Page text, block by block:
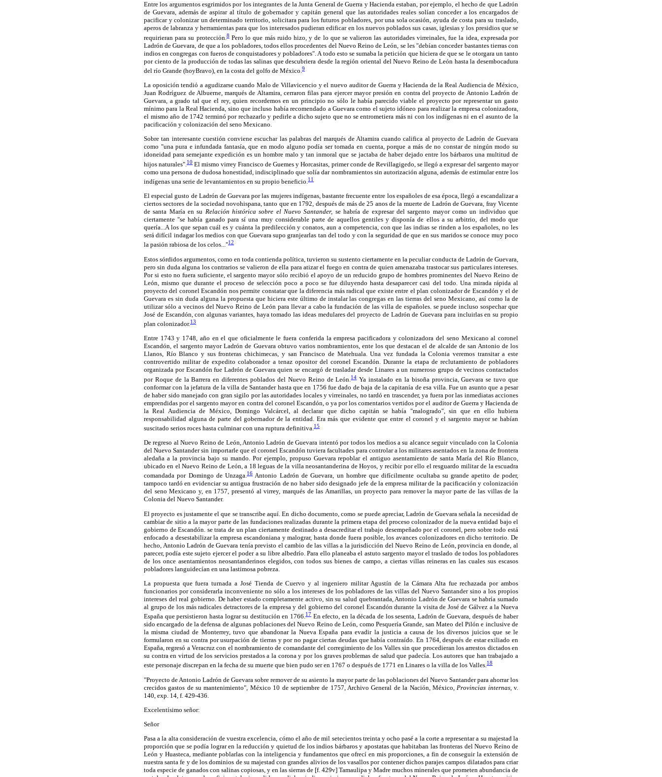
Entre los argumentos esgrimidos por los integrantes de la Junta General de Guerra y Hacienda estaban, por ejemplo, el hecho de que Ladrón
de Guevara, además de aspirar al título de gobernador y capitán general que las autoridades reales solían conceder a los encargados de
pacificar y colonizar un determinado territorio, solicitara para los futuros pobladores, por una sola ocasión, ayuda de costa para su traslado,
aperos de labranza y herramientas para que los interesados pudieran edificar en los nuevos poblados sus casas, iglesias y los presidios que se
requirieran para su protección.8Pero lo que más ruido hizo, y de lo que se valieron las autoridades virreinales, fue la idea, expresada por
Ladrón de Guevara, de que a los pobladores, todos ellos procedentes del Nuevo Reino de León, se les "debían conceder bastantes tierras con
indios en congregas con fueros de conquistadores y pobladores". A todo esto se sumaba la petición que hiciera de que se le otorgara un tanto
por ciento de la producción de todas las salinas que descubriera desde la región oriental del Nuevo Reino de León hasta la desembocadura
del río Grande (hoyBravo), en la costa del golfo de México. 9
La oposición tendió a agudizarse cuando Malo de Villavicencio y el nuevo auditor de Guerra y Hacienda de la Real Audiencia de México,
Juan Rodríguez de Albuerne, marqués de Altamira, cerraron filas para ejercer mayor presión en contra del proyecto de Antonio Ladrón de
Guevara, a grado tal que el rey, quien recordemos en un principio no sólo le había parecido viable el proyecto por representar un gasto
mínimo para la Real Hacienda, sino que incluso había recomendado a Guevara como el sujeto idóneo para realizar la empresa colonizadora,
el mismo año de 1742 terminó por rechazarlo y pedirle a dicho sujeto que no se entrometiera más ni con los indígenas ni en el asunto de la
pacificación y colonización del seno Mexicano.
Sobre tan interesante cuestión conviene escuchar las palabras del marqués de Altamira cuando califica al proyecto de Ladrón de Guevara
como "una pura e infundada fantasía, que en modo alguno podía ser tomada en cuenta, porque a más de no constar de ningún modo su
idoneidad para semejante expedición es un hombre malo y tan inmoral que se jactaba de haber dejado entre los bárbaros una multitud de
hijos naturales".10 El mismo virrey Francisco de Guemes y Horcasitas, primer conde de Revillagigedo, se llegó a expresar del sargento mayor
como una persona de dudosa honestidad, indisciplinado que solía dar nombramientos sin autorización alguna, además de estimular entre los
indígenas una serie de levantamientos en su propio beneficio. 11
El especial gusto de Ladrón de Guevara por las mujeres indígenas, bastante frecuente entre los españoles de esa época, llegó a escandalizar a
ciertos sectores de la sociedad novohispana, tanto que en 1792, después de más de 25 anos de la muerte de Ladrón de Guevara, fray Vicente
de santa María en su Relación histórica sobre el Nuevo Santander, se habría de expresar del sargento mayor como un individuo que
ciertamente "se había ganado para sí una muy considerable parte de aquellos gentiles y disponía de ellos a su arbitrio, del modo que
quería...A los que sepan cuál es y cuánta la predilección y conatos, aun a competencia, con que las indias se rinden a los españoles, no les
será difícil indagar los medios con que Guevara supo granjearlas tan del todo y con la seguridad de que en sus maridos se conoce muy poco
la pasión rabiosa de los celos..."12
Estos sórdidos argumentos, como en toda contienda política, tuvieron su sustento ciertamente en la peculiar conducta de Ladrón de Guevara,
pero sin duda alguna los contrarios se valieron de ella para atizar el fuego en contra de quien amenazaba trastocar sus particulares intereses.
Por si esto no fuera suficiente, el sargento mayor sólo recibió el apoyo de un reducido grupo de hombres prominentes del Nuevo Reino de
León, mismo que durante el proceso de selección poco a poco se fue diluyendo hasta desaparecer casi del todo. Una mirada rápida al
proyecto del coronel Escandón nos permite constatar que la diferencia más radical que existe entre el plan colonizador de Escandón y el de
Guevara es sin duda alguna la propuesta que hiciera este último de instalar las congregas en las tierras del seno Mexicano, así como la de
utilizar sólo a vecinos del Nuevo Reino de León para llevar a cabo la fundación de las villa de españoles. se puede incluso sospechar que
José de Escandón, con algunas variantes, haya tomado las ideas medulares del proyecto de Ladrón de Guevara para incluirlas en su propio
plan colonizador.13
Entre 1743 y 1748, año en el que oficialmente le fuera conferida la empresa pacificadora y colonizadora del seno Mexicano al coronel
Escandón, el sargento mayor Ladrón de Guevara obtuvo varios nombramientos, ente los que destacan el de alcalde de san Antonio de los
Llanos, Río Blanco y sus fronteras chichimecas, y san Francisco de Matehuala. Una vez fundada la Colonia veremos transitar a este
controvertido militar de expedito colaborador a tenaz opositor del coronel Escandón. Durante la etapa de reclutamiento de pobladores
organizada por Escandón fue Ladrón de Guevara quien se encargó de trasladar desde Linares a un numeroso grupo de vecinos contactados
por Roque de la Barrera en diferentes poblados del Nuevo Reino de León.14Ya instalado en la bisoña provincia, Guevara se tuvo que
conformar con la jefatura de la villa de Santander hasta que en 1756 fue dado de baja de la capitanía de esa villa. Fue un asunto que a pesar
de haber sido manejado con gran sigilo por las autoridades locales y virreinales, no tardó en trascender, ya fuera por las inmediatas acciones
emprendidas por el sargento mayor en contra del coronel Escandón, o ya por los comentarios vertidos por el auditor de Guerra y Hacienda de
la Real Audiencia de México, Domingo Valcárcel, al declarar que dicho capitán se había "malogrado", sin que en ello hubiera
responsabilidad alguna de parte del gobernador de la entidad. Era más que evidente que entre el coronel y el sargento mayor se habían
suscitado serios roces hasta culminar con una ruptura definitiva. 15
De regreso al Nuevo Reino de León, Antonio Ladrón de Guevara intentó por todos los medios a su alcance seguir vinculado con la Colonia
del Nuevo Santander sin importarle que el coronel Escandón tuviera facultades para controlar a los militares asentados en la zona de frontera
aledaña a la provincia bajo su mando. Por ejemplo, propuso Guevara repoblar el antiguo asentamiento de santa María del Río Blanco,
ubicado en el Nuevo Reino de León, a 18 leguas de la villa neosantanderina de Hoyos, y recibir por ello el resguardo militar de la escuadra
comandada por Domingo de Unzaga.16Antonio Ladrón de Guevara, un hombre que difícilmente ocultaba su grande apetito de poder,
tampoco tardó en evidenciar su antigua frustración de no haber sido designado jefe de la empresa militar de la pacificación y colonización
del seno Mexicano y, en 1757, presentó al virrey, marqués de las Amarillas, un proyecto para remover la mayor parte de las villas de la
Colonia del Nuevo Santander.
El proyecto es justamente el que se transcribe aquí. En dicho documento, como se puede apreciar, Ladrón de Guevara señala la necesidad de
cambiar de sitio a la mayor parte de las fundaciones realizadas durante la primera etapa del proceso colonizador de la nueva entidad bajo el
gobierno de Escandón. se trata de un plan ciertamente destinado a desacreditar el trabajo desempeñado por el coronel, pero sobre todo está
enfocado a desestabilizar la empresa escandoniana y malograr, hasta donde fuera posible, los avances colonizadores en dicho territorio. De
hecho, Antonio Ladrón de Guevara tenía previsto el cambio de las villas a la jurisdicción del Nuevo Reino de León, provincia en donde, al
parecer, podía este sujeto ejercer el poder a su libre albedrío. Para ello planeaba el astuto sargento mayor el traslado de todos los pobladores
de los once asentamientos neosantanderinos elegidos, con todos sus bienes de campo, a ciertas villas reineras en las cuales sus escasos
pobladores languidecían en una lastimosa pobreza.
La propuesta que fuera turnada a José Tienda de Cuervo y al ingeniero militar Agustín de la Cámara Alta fue rechazada por ambos
funcionarios por considerarla inconveniente no sólo a los intereses de los pobladores de las villas del Nuevo Santander sino a los propios
intereses del real gobierno. De haber estado completamente activo, sin su salud quebrantada, Antonio Ladrón de Guevara se habría sumado
al grupo de los más radicales detractores de la empresa y del gobierno del coronel Escandón durante la visita de José de Gálvez a la Nueva
España que persistieron hasta lograr su destitución en 1766.17 En efecto, en la década de los sesenta, Ladrón de Guevara, después de haber
sido encargado de la defensa de algunas poblaciones del Nuevo Reino de León, como Pesquería Grande, san Mateo del Pilón e inclusive de
la misma ciudad de Monterrey, tuvo que abandonar la Nueva España para evadir la justicia a causa de los diversos juicios que se le
formularon en su contra por usurpación de tierras y por no pagar ciertas deudas que había contraído. En 1764, después de estar exiliado en
España, regresó a Veracruz con el nombramiento de comandante del corregimiento de los Valles sin que procedieran los arrestos dictados en
su contra en virtud de los servicios prestados a la corona y por los graves problemas de salud que padecía. Los autores que han trabajado a
este personaje discrepan en la fecha de su muerte que bien pudo ser en 1767 o después de 1771 en Linares o la villa de los Valles.18
"Proyecto de Antonio Ladrón de Guevara sobre remover de su asiento la mayor parte de las poblaciones del Nuevo Santander para ahorrar los
crecidos gastos de su mantenimiento", México 10 de septiembre de 1757, Archivo General de la Nación, México, Provincias internas, v.
140, exp. 14, f. 429-436.
Excelentísimo señor:
Señor
Pasa a la alta consideración de vuestra excelencia, cómo el año de mil setecientos treinta y ocho pasé a la corte a representar a su majestad la
proporción que se podía lograr en la reducción y quietud de los indios bárbaros y apostatas que habitaban las fronteras del Nuevo Reino de
León y Huasteca, mediante poblarlas con la inteligencia y fundamentos que ofrecí en mis proporciones, a fin de conseguir la extensión de
nuestra santa fe y de los dominios de su majestad con grandes alivios de los vasallos por contener dichos parajes campos dilatados para criar
toda especie de ganados con salinas copiosas, y en las sierras de [f. 429v] Tamaulipa y Madre muchos minerales que prometen abundancia de